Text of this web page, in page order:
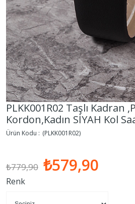
PLKK001R02 Taşlı Kadran
Kordon,Kadın SİYAH Kol
(PLKK001R02)
₺779,90 ₺579,90
Renk